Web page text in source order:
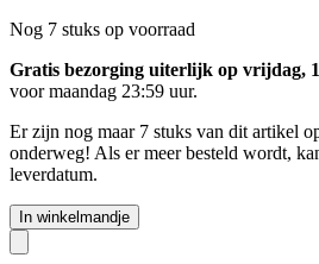
Nog 7 stuks op voorraad
Gratis bezorging uiterlijk op vrijdag,
voormaandag 23:59 uur.
Er zijn nog maar 7 stuks van dit artikel
onderweg! Als er meer besteld wordt,
leverdatum.
In winkelmandje